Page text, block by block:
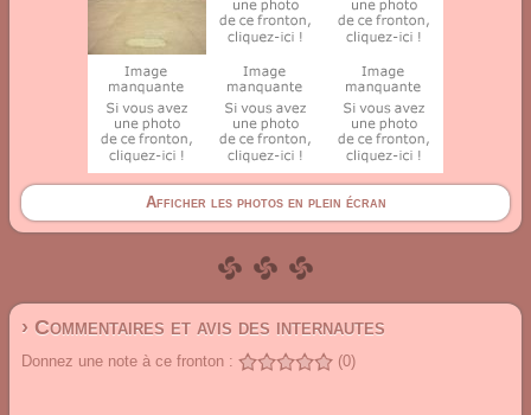
Afficher les photos en plein écran
› Commentaires et avis des internautes
Donnez une note à ce fronton : (0)